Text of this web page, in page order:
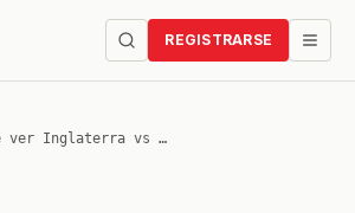
REGISTRARSE
Dónde ver Inglaterra vs Croacia en Málaga